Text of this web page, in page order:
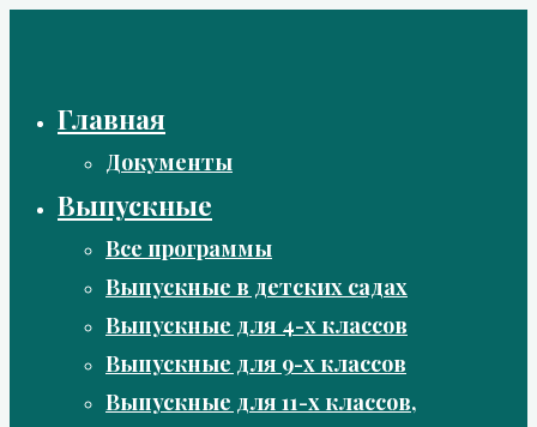
Главная
Документы
Выпускные
Все программы
Выпускные в детских садах
Выпускные для 4-х классов
Выпускные для 9-х классов
Выпускные для 11-х классов,